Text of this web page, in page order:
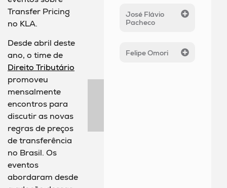
Transfer Pricing
no KLA.
Desde abril deste
ano, o time de
Direito Tributário
promoveu
mensalmente
encontros para
discutir as novas
regras de preços
de transferência
no Brasil. Os
eventos
abordaram desde
José Flávio
Pacheco
Felipe Omori